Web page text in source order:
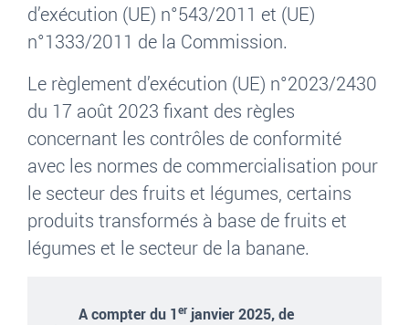
d’exécution (UE) n°543/2011 et (UE)
n°1333/2011 de la Commission.
Le règlement d’exécution (UE) n°2023/2430
du 17 août 2023 fixant des règles
concernant les contrôles de conformité
avec les normes de commercialisation pour
le secteur des fruits et légumes, certains
produits transformés à base de fruits et
légumes et le secteur de la banane.
A compter du 1er janvier 2025, de